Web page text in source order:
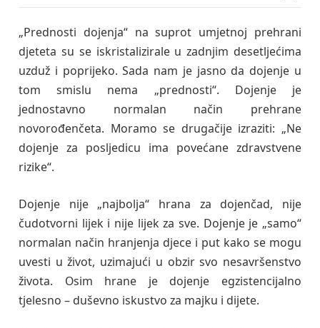
„Prednosti dojenja“ na suprot umjetnoj prehrani
djeteta su se iskristalizirale u zadnjim desetljećima
uzduž i poprijeko. Sada nam je jasno da dojenje u
tom smislu nema „prednosti“. Dojenje je
jednostavno normalan način prehrane
novorođenčeta. Moramo se drugačije izraziti: „Ne
dojenje za posljedicu ima povećane zdravstvene
rizike“.
Dojenje nije „najbolja“ hrana za dojenčad, nije
čudotvorni lijek i nije lijek za sve. Dojenje je „samo“
normalan način hranjenja djece i put kako se mogu
uvesti u život, uzimajući u obzir svo nesavršenstvo
života. Osim hrane je dojenje egzistencijalno
tjelesno – duševno iskustvo za majku i dijete.